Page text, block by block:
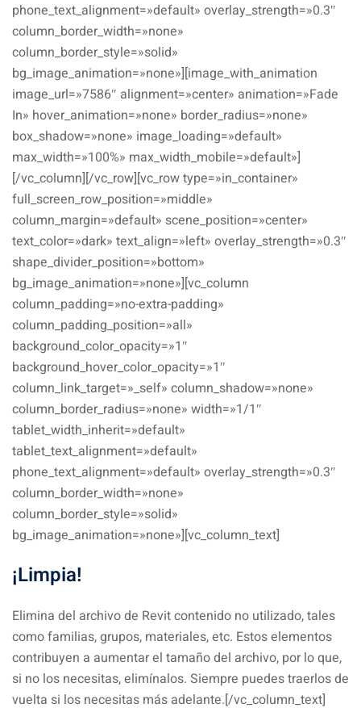
phone_text_alignment=»default» overlay_strength=»0.3″
column_border_width=»none»
column_border_style=»solid»
bg_image_animation=»none»][image_with_animation
image_url=»7586″ alignment=»center» animation=»Fade
In» hover_animation=»none» border_radius=»none»
box_shadow=»none» image_loading=»default»
max_width=»100%» max_width_mobile=»default»]
[/vc_column][/vc_row][vc_row type=»in_container»
full_screen_row_position=»middle»
column_margin=»default» scene_position=»center»
text_color=»dark» text_align=»left» overlay_strength=»0.3″
shape_divider_position=»bottom»
bg_image_animation=»none»][vc_column
column_padding=»no-extra-padding»
column_padding_position=»all»
background_color_opacity=»1″
background_hover_color_opacity=»1″
column_link_target=»_self» column_shadow=»none»
column_border_radius=»none» width=»1/1″
tablet_width_inherit=»default»
tablet_text_alignment=»default»
phone_text_alignment=»default» overlay_strength=»0.3″
column_border_width=»none»
column_border_style=»solid»
bg_image_animation=»none»][vc_column_text]
¡Limpia!
Elimina del archivo de Revit contenido no utilizado, tales
como familias, grupos, materiales, etc. Estos elementos
contribuyen a aumentar el tamaño del archivo, por lo que,
si no los necesitas, elimínalos. Siempre puedes traerlos de
vuelta si los necesitas más adelante.[/vc_column_text]